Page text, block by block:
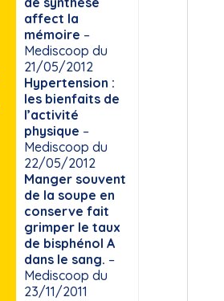
affect la
mémoire –
Mediscoop du
21/05/2012
Hypertension :
les bienfaits de
l’activité
physique –
Mediscoop du
22/05/2012
Manger souvent
de la soupe en
conserve fait
grimper le taux
de bisphénol A
dans le sang. –
Mediscoop du
23/11/2011